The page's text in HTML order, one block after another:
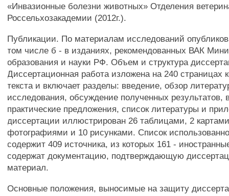
«Инвазионные болезни животных» Отделения
Россельхозакадемии (2012г.).
Публикации. По материалам исследований
том числе б - в изданиях, рекомендованных ВАК
образования и науки РФ. Объем и структура
Диссертационная работа изложена на 240 страницах
текста и включает разделы: введение, обзор
исследования, обсуждение полученных результатов,
практические предложения, список литературы и
диссертации иллюстрирован 26 таблицами, 2
фотографиями и 10 рисунками. Список
содержит 409 источника, из которых 161 -
содержат документацию, подтверждающую
материал.
Основные положения, выносимые на защиту